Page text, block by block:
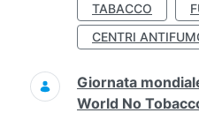
TABACCO
CENTRI
Giornata
World No